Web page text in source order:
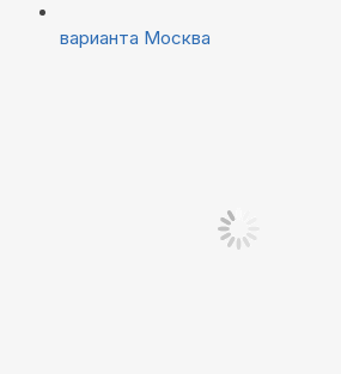
варианта Москва